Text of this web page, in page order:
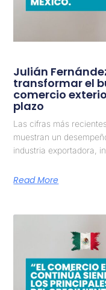
Julián
transformar el
comercio
plazo
Las cifras más
muestran un
industria exportadora,
Read More